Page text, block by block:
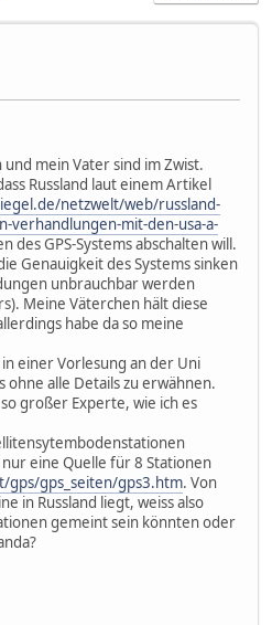
mein Vater sind im Zwist.
Russland laut einem Artikel
netzwelt/web/russland-
verhandlungen-mit-den-usa-a-
des GPS-Systems abschalten will.
Genauigkeit des Systems sinken
unbrauchbar werden
Meine Väterchen hält diese
habe da so meine
einer Vorlesung an der Uni
alle Details zu erwähnen.
großer Experte, wie ich es
eine Quelle für 8 Stationen
gps_seiten/gps3.htm. Von
in Russland liegt, weiss also
gemeint sein könnten oder